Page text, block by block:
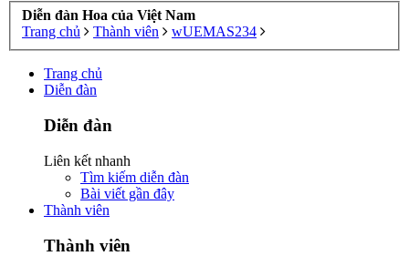
Diễn đàn Hoa của Việt Nam
Trang chủ
Thành viên wUEMAS234
Trang chủ
Diễn đàn
Diễn đàn
Liên kết nhanh
Tìm kiếm diễn đàn
Bài viết gần đây
Thành viên
Thành viên